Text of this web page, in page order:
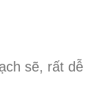
sẽ, rất dễ